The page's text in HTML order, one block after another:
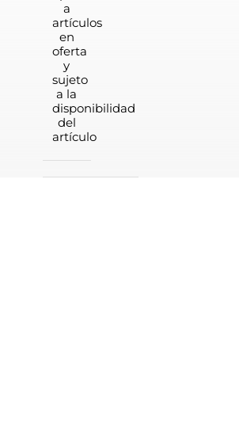
a
artículos
en
oferta
y
sujeto
a la
disponibilidad
del
artículo